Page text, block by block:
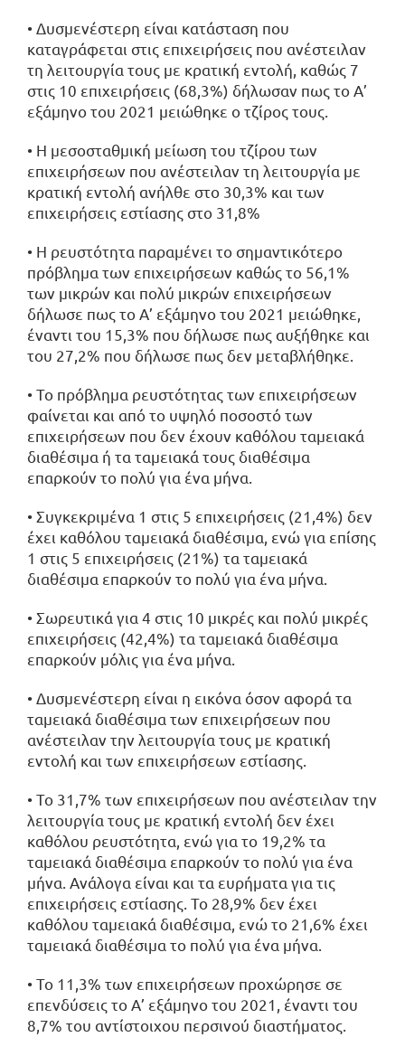
• Δυσμενέστερη είναι κατάσταση που
καταγράφεται στις επιχειρήσεις που ανέστειλαν
τη λειτουργία τους με κρατική εντολή, καθώς 7
στις 10 επιχειρήσεις (68,3%) δήλωσαν πως το Α’
εξάμηνο του 2021 μειώθηκε ο τζίρος τους.
• H μεσοσταθμική μείωση του τζίρου των
επιχειρήσεων που ανέστειλαν τη λειτουργία με
κρατική εντολή ανήλθε στο 30,3% και των
επιχειρήσεις εστίασης στο 31,8%
• Η ρευστότητα παραμένει το σημαντικότερο
πρόβλημα των επιχειρήσεων καθώς το 56,1%
των μικρών και πολύ μικρών επιχειρήσεων
δήλωσε πως το Α’ εξάμηνο του 2021 μειώθηκε,
έναντι του 15,3% που δήλωσε πως αυξήθηκε και
του 27,2% που δήλωσε πως δεν μεταβλήθηκε.
• Το πρόβλημα ρευστότητας των επιχειρήσεων
φαίνεται και από το υψηλό ποσοστό των
επιχειρήσεων που δεν έχουν καθόλου ταμειακά
διαθέσιμα ή τα ταμειακά τους διαθέσιμα
επαρκούν το πολύ για ένα μήνα.
• Συγκεκριμένα 1 στις 5 επιχειρήσεις (21,4%) δεν
έχει καθόλου ταμειακά διαθέσιμα, ενώ για επίσης
1 στις 5 επιχειρήσεις (21%) τα ταμειακά
διαθέσιμα επαρκούν το πολύ για ένα μήνα.
• Σωρευτικά για 4 στις 10 μικρές και πολύ μικρές
επιχειρήσεις (42,4%) τα ταμειακά διαθέσιμα
επαρκούν μόλις για ένα μήνα.
• Δυσμενέστερη είναι η εικόνα όσον αφορά τα
ταμειακά διαθέσιμα των επιχειρήσεων που
ανέστειλαν την λειτουργία τους με κρατική
εντολή και των επιχειρήσεων εστίασης.
• Το 31,7% των επιχειρήσεων που ανέστειλαν την
λειτουργία τους με κρατική εντολή δεν έχει
καθόλου ρευστότητα, ενώ για το 19,2% τα
ταμειακά διαθέσιμα επαρκούν το πολύ για ένα
μήνα. Ανάλογα είναι και τα ευρήματα για τις
επιχειρήσεις εστίασης. Το 28,9% δεν έχει
καθόλου ταμειακά διαθέσιμα, ενώ το 21,6% έχει
ταμειακά διαθέσιμα το πολύ για ένα μήνα.
• Το 11,3% των επιχειρήσεων προχώρησε σε
επενδύσεις το Α’ εξάμηνο του 2021, έναντι του
8,7% του αντίστοιχου περσινού διαστήματος.